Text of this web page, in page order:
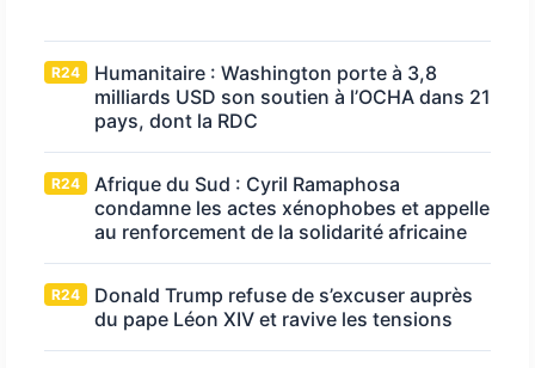
R24
Humanitaire : Washington porte à 3,8
milliards USD son soutien à l’OCHA dans 21
pays, dont la RDC
R24
Afrique du Sud : Cyril Ramaphosa
condamne les actes xénophobes et appelle
au renforcement de la solidarité africaine
R24
Donald Trump refuse de s’excuser auprès
du pape Léon XIV et ravive les tensions